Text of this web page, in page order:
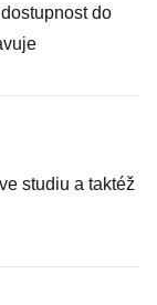
do
studiu a taktéž